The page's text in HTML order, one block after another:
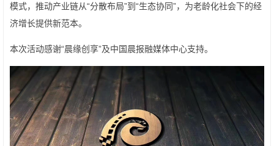
模式，推动产业链从“分散布局”到“生态协同”，为老龄化社会下的经
济增长提供新范本。
本次活动感谢“晨缘创享”及中国晨报融媒体中心支持。